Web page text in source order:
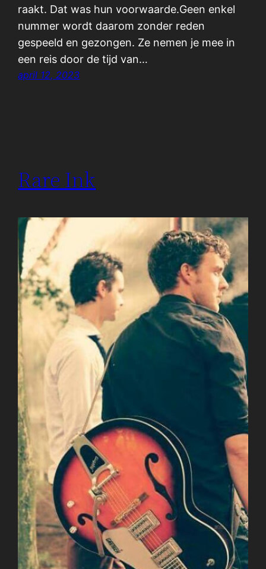
raakt. Dat was hun voorwaarde.Geen enkel
nummer wordt daarom zonder reden
gespeeld en gezongen. Ze nemen je mee in
een reis door de tijd van…
april 12, 2023
Rare Ink